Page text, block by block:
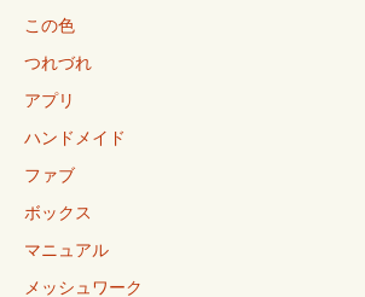
この色
つれづれ
アプリ
ハンドメイド
ファブ
ボックス
マニュアル
メッシュワーク